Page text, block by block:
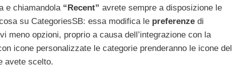
e chiamandola “Recent” avrete sempre a disposizione le
su CategoriesSB: essa modifica le preferenze di
meno opzioni, proprio a causa dell’integrazione con la
icone personalizzate le categorie prenderanno le icone del
avete scelto.